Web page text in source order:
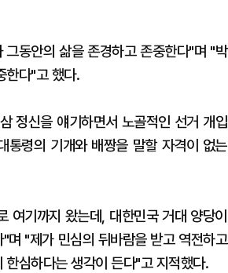
동안의 삶을 존경하고 존중한다"며 "박
한다"고 했다.
정신을 얘기하면서 노골적인 선거 개입
통령의 기개와 배짱을 말할 자격이 없는
여기까지 왔는데, 대한민국 거대 양당이
며 "제가 민심의 뒤바람을 받고 역전하고
심하다는 생각이 든다"고 지적했다.